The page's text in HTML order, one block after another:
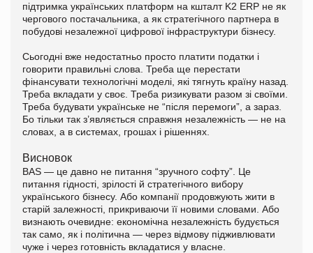
підтримка українських платформ на кшталт K2 ERP не як
чергового постачальника, а як стратегічного партнера в
побудові незалежної цифрової інфраструктури бізнесу.
Сьогодні вже недостатньо просто платити податки і
говорити правильні слова. Треба ще перестати
фінансувати технологічні моделі, які тягнуть країну назад.
Треба вкладати у своє. Треба ризикувати разом зі своїми.
Треба будувати українське не “після перемоги”, а зараз.
Бо тільки так з’являється справжня незалежність — не на
словах, а в системах, грошах і рішеннях.
Висновок
BAS — це давно не питання “зручного софту”. Це
питання гідності, зрілості й стратегічного вибору
українського бізнесу. Або компанії продовжують жити в
старій залежності, прикриваючи її новими словами. Або
визнають очевидне: економічна незалежність будується
так само, як і політична — через відмову підживлювати
чуже і через готовність вкладатися у власне.